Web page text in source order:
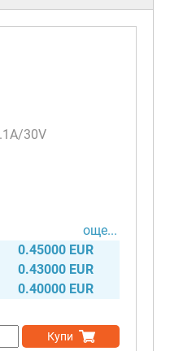
30V
още...
0.45000 EUR
0.43000 EUR
0.40000 EUR
Купи